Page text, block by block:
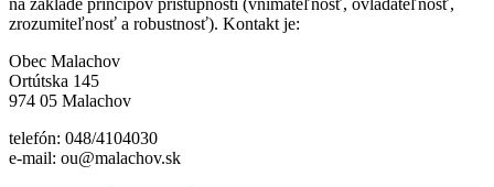
zrozumiteľnosť a robustnosť). Kontakt je:
Obec Malachov
Ortútska 145
974 05 Malachov
telefón: 048/4104030
e-mail: ou@malachov.sk